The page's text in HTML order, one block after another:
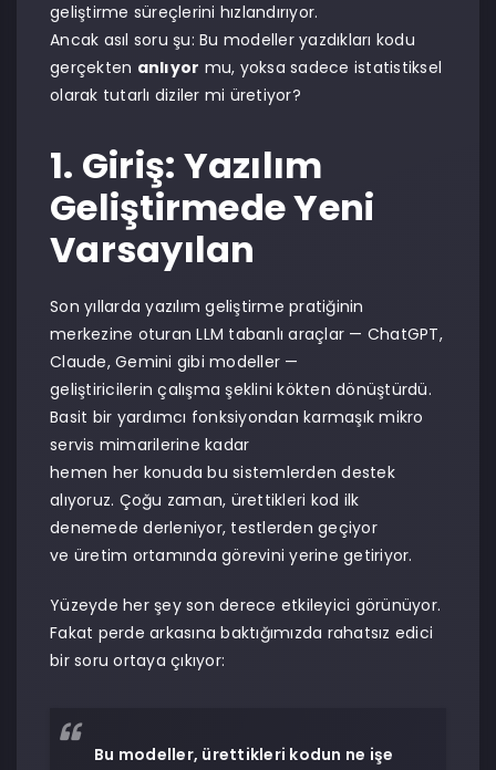
geliştirme süreçlerini hızlandırıyor.
Ancak asıl soru şu: Bu modeller yazdıkları kodu
gerçekten anlıyor mu, yoksa sadece istatistiksel
olarak tutarlı diziler mi üretiyor?
1. Giriş: Yazılım
Geliştirmede Yeni
Varsayılan
Son yıllarda yazılım geliştirme pratiğinin
merkezine oturan LLM tabanlı araçlar — ChatGPT,
Claude, Gemini gibi modeller —
geliştiricilerin çalışma şeklini kökten dönüştürdü.
Basit bir yardımcı fonksiyondan karmaşık mikro
servis mimarilerine kadar
hemen her konuda bu sistemlerden destek
alıyoruz. Çoğu zaman, ürettikleri kod ilk
denemede derleniyor, testlerden geçiyor
ve üretim ortamında görevini yerine getiriyor.
Yüzeyde her şey son derece etkileyici görünüyor.
Fakat perde arkasına baktığımızda rahatsız edici
bir soru ortaya çıkıyor:
Bu modeller, ürettikleri kodun ne işe